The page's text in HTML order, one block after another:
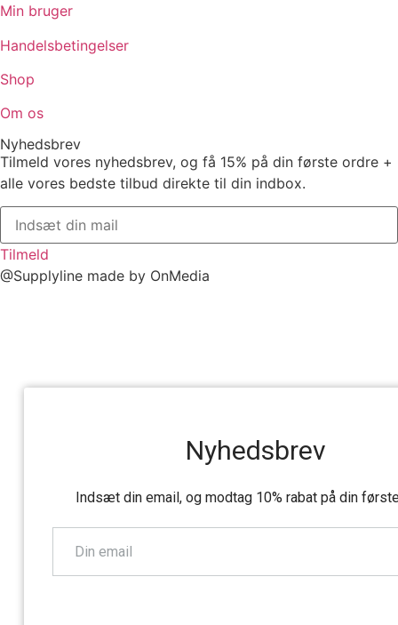
Min bruger
Handelsbetingelser
Shop
Om os
Nyhedsbrev
Tilmeld vores nyhedsbrev, og få 15% på din første ordre +
alle vores bedste tilbud direkte til din indbox.
Tilmeld
@Supplyline made by OnMedia
Nyhedsbrev
Indsæt din email, og modtag 10% rabat på din